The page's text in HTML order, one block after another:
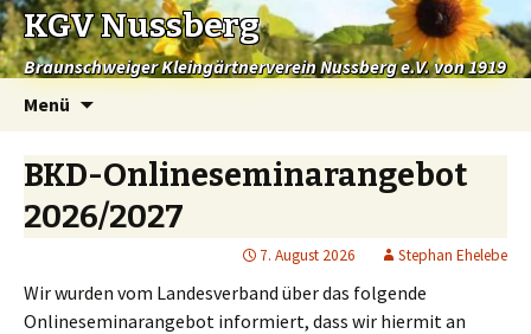
KGV Nussberg
Braunschweiger Kleingärtnerverein Nussberg e.V. von 1919
Menü
Springe
BKD-Onlineseminarangebot
2026/2027
7. August 2026 Stephan Ehelebe
Wir wurden vom Landesverband über das folgende
Onlineseminarangebot informiert, dass wir hiermit an